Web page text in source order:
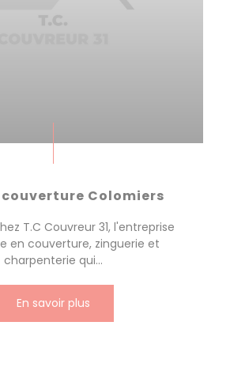
couverture Colomiers
T.C Couvreur 31, l'entreprise
en couverture, zinguerie et
charpenterie qui...
En savoir plus